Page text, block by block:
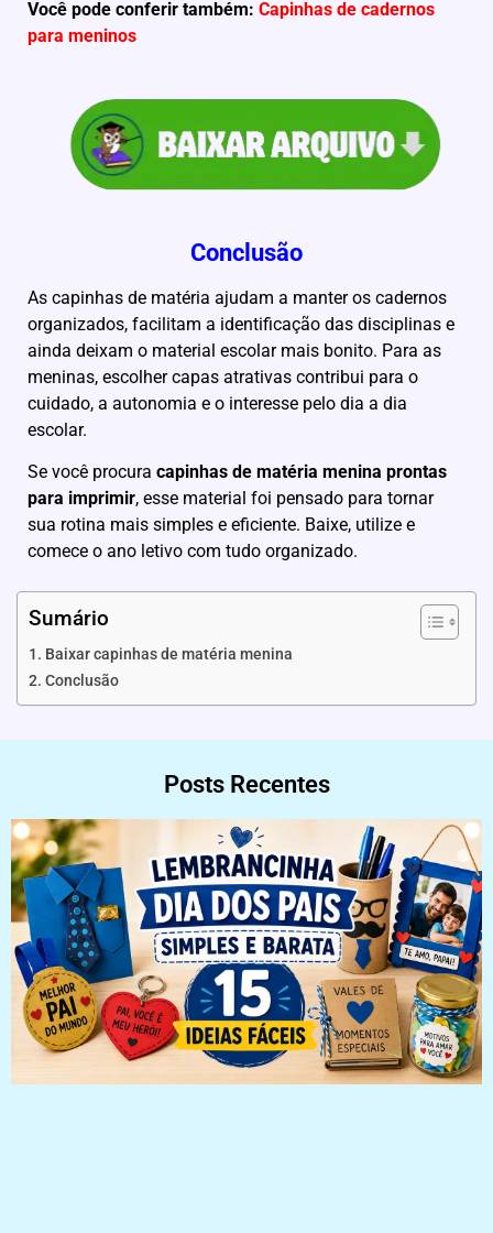
Você pode conferir também: Capinhas de cadernos
para meninos
Conclusão
As capinhas de matéria ajudam a manter os cadernos
organizados, facilitam a identificação das disciplinas e
ainda deixam o material escolar mais bonito. Para as
meninas, escolher capas atrativas contribui para o
cuidado, a autonomia e o interesse pelo dia a dia
escolar.
Se você procura capinhas de matéria menina prontas
para imprimir, esse material foi pensado para tornar
sua rotina mais simples e eficiente. Baixe, utilize e
comece o ano letivo com tudo organizado.
Sumário
Baixar capinhas de matéria menina
Conclusão
Posts Recentes